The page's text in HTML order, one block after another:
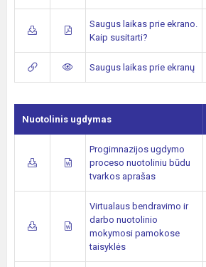
Saugus laikas prie ekrano.
Kaip susitarti?
Saugus laikas prie ekranų
Nuotolinis ugdymas
Progimnazijos ugdymo
proceso nuotoliniu būdu
tvarkos aprašas
Virtualaus bendravimo ir
darbo nuotolinio
mokymosi pamokose
taisyklės